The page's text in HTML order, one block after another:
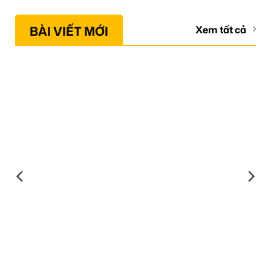
BÀI VIẾT MỚI Xem tất cả